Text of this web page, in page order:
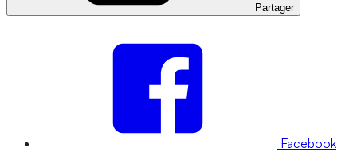
Partager
Facebook